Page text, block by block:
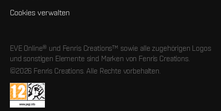
Cookies verwalten
EVE Online® und Fenris Creations™ sowie alle zugehörigen Logos
und sonstigen Elemente sind Marken von Fenris Creations.
©2026 Fenris Creations. Alle Rechte vorbehalten.